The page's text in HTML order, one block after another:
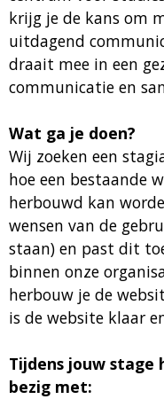
krijg je de kans om
uitdagend
draait mee in een
communicatie en
Wat ga je doen?
Wij zoeken een
hoe een bestaande
herbouwd kan
wensen van de
staan) en past dit
binnen onze
herbouw je de
is de website klaar
Tijdens jouw stage
bezig met: